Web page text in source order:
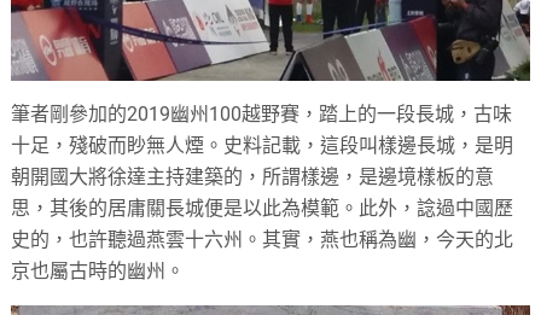
筆者剛參加的2019幽州100越野賽，踏上的一段長城，古味
十足，殘破而眇無人煙。史料記載，這段叫樣邊長城，是明
朝開國大將徐達主持建築的，所謂樣邊，是邊境樣板的意
思，其後的居庸關長城便是以此為模範。此外，諗過中國歷
史的，也許聽過燕雲十六州。其實，燕也稱為幽，今天的北
京也屬古時的幽州。